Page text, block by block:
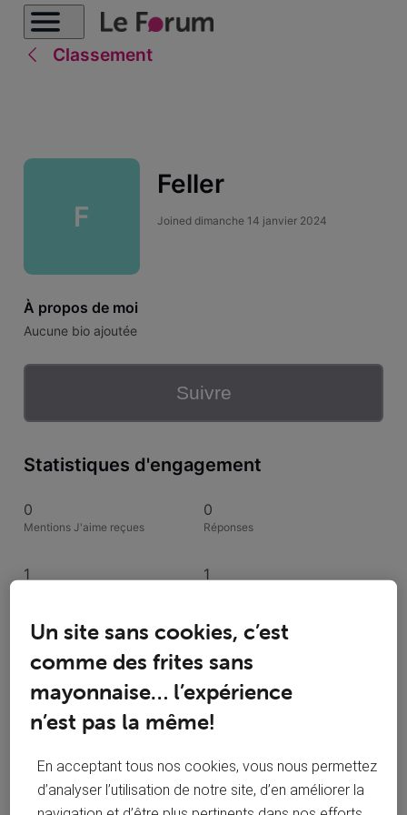
Classement
F
Feller
Joined dimanche 14 janvier 2024
À propos de moi
Aucune bio ajoutée
Suivre
Statistiques d'engagement
0
Mentions J'aime reçues
0
Réponses
1 1
0
Solutions acceptées
1 qui suit
Un site sans cookies, c’est
comme des frites sans
mayonnaise… l’expérience
n’est pas la même!
En acceptant tous nos cookies, vous nous permettez
d’analyser l’utilisation de notre site, d’en améliorer la